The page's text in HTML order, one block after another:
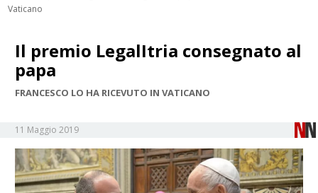
Vaticano
Il premio LegalItria consegnato al
papa
FRANCESCO LO HA RICEVUTO IN VATICANO
11 Maggio 2019